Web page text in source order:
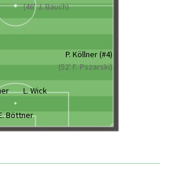
(46' J. Bauch)
P. Köllner (#4)
(52' F. Pszarski)
L. Wick
Böttner